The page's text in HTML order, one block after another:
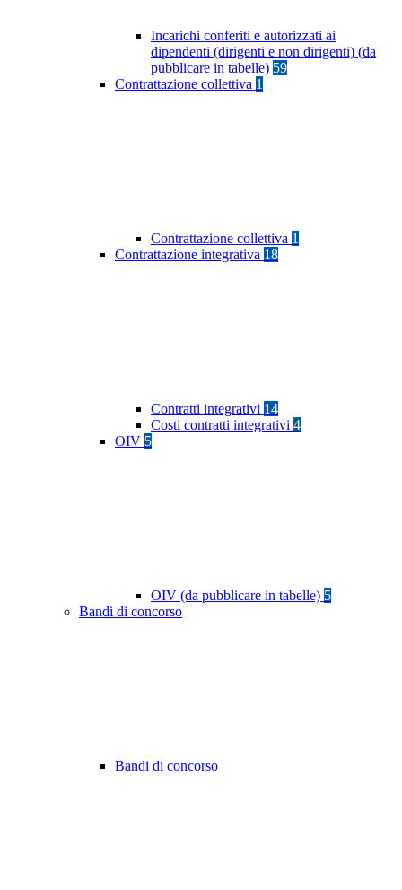
Incarichi conferiti e autorizzati ai
dipendenti (dirigenti e non dirigenti) (da
pubblicare in tabelle) 59
Contrattazione collettiva 1
Contrattazione collettiva 1
Contrattazione integrativa 18
Contratti integrativi 14
Costi contratti integrativi 4
OIV 5
OIV (da pubblicare in tabelle) 5
Bandi di concorso
Bandi di concorso